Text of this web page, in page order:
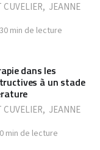
, JEANNE
30 min de lecture
dans les
à un stade
, JEANNE
min de lecture